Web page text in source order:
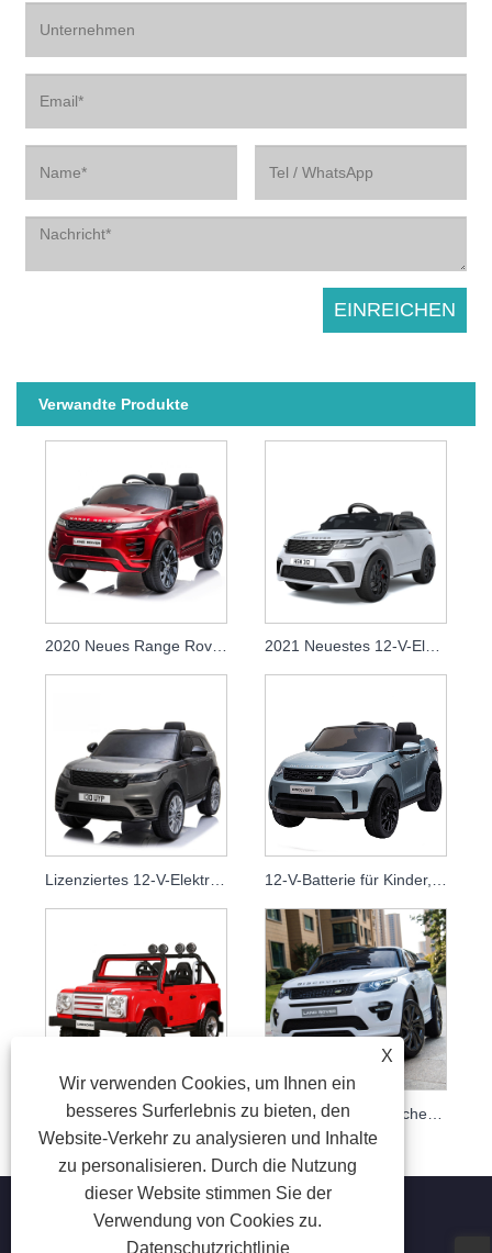
Verwandte Produkte
2020 Neues Range Rover Kids Ride+on+Car Power Wheel 12v Kids Ride On
Lizenziertes 12-V-Elektroauto für Kinder mit Fernbedienung, Land Rover-Kinderbatterieauto
Wiederaufladbarer, lizenzierter Baby-Spielzeugauto-Jeep 12 V
X
Wir verwenden Cookies, um Ihnen ein
besseres Surferlebnis zu bieten, den
Website-Verkehr zu analysieren und Inhalte
zu personalisieren. Durch die Nutzung
dieser Website stimmen Sie der
Verwendung von Cookies zu.
Datenschutzrichtlinie